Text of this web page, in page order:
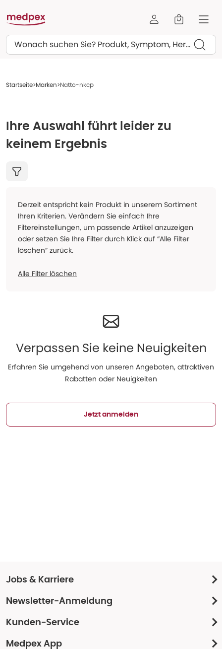
Suchen
Startseite Marken Natto-nkcp
Ihre Auswahl führt leider zu
keinem Ergebnis
Derzeit entspricht kein Produkt in unserem Sortiment
Ihren Kriterien. Verändern Sie einfach Ihre
Filtereinstellungen, um passende Artikel anzuzeigen
oder setzen Sie Ihre Filter durch Klick auf “Alle Filter
löschen” zurück.
Alle Filter löschen
Verpassen Sie keine Neuigkeiten
Erfahren Sie umgehend von unseren Angeboten, attraktiven
Rabatten oder Neuigkeiten
Jetzt anmelden
Jobs & Karriere
Newsletter-Anmeldung
Kunden-Service
Medpex App